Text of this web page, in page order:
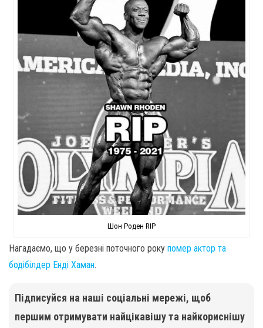
Шон Роден RIP
Нагадаємо, що у березні поточного року помер актор та
бодібілдер Енді Хаман.
Підписуйся на наші соціальні мережі, щоб
першим отримувати найцікавішу та найкориснішу